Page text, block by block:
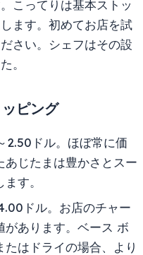
こってりは基本ストッ
ます。初めてお店を試
さい。シェフはその設
。
ピング
2.50ドル。ほぼ常に価
じたまは豊かさとスー
す。
ドル。お店のチャー
があります。ベース ボ
はドライの場合、より